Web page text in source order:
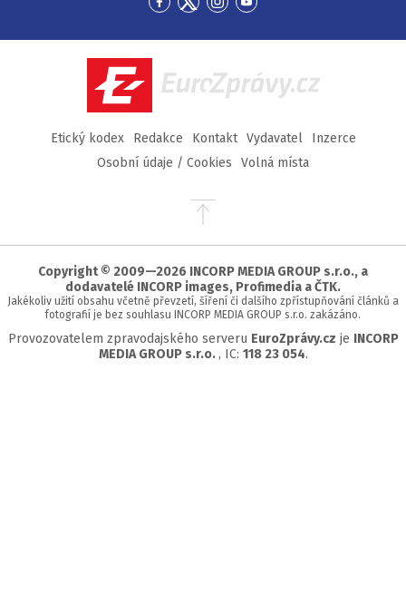
Přejít
Facebook
Přejít
Twitter
Přejít
Instagram
Přejít
YouTube
EuroZprávy.cz
Etický kodex Redakce Kontakt Vydavatel
Inzerce
Osobní údaje / Cookies
Volná místa
Přejít
stránky
Copyright © 2009—2026 INCORP MEDIA GROUP s.r.o., a
dodavatelé INCORP images, Profimedia a ČTK.
Jakékoliv užití obsahu včetně převzetí, šíření či dalšího zpřístupňování článků a
fotografií je bez souhlasu INCORP MEDIA GROUP s.r.o. zakázáno.
Provozovatelem zpravodajského serveru EuroZprávy.cz je INCORP
MEDIA GROUP s.r.o. , IC: 118 23 054.